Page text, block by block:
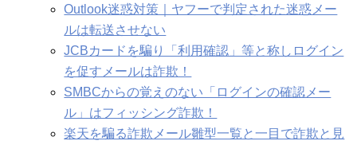
Outlook迷惑対策｜ヤフーで判定された迷惑メー
ルは転送させない
JCBカードを騙り「利用確認」等と称しログイン
を促すメールは詐欺！
SMBCからの覚えのない「ログインの確認メー
ル」はフィッシング詐欺！
楽天を騙る詐欺メール雛型一覧と一目で詐欺と見